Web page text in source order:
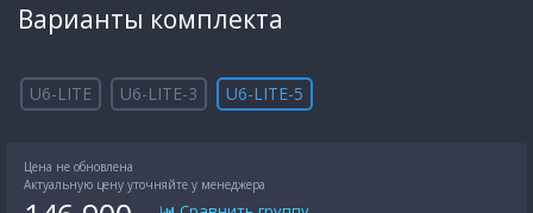
Варианты комплекта
U6-LITE U6-LITE-3 U6-LITE-5
Цена не обновлена
Актуальную цену уточняйте у менеджера